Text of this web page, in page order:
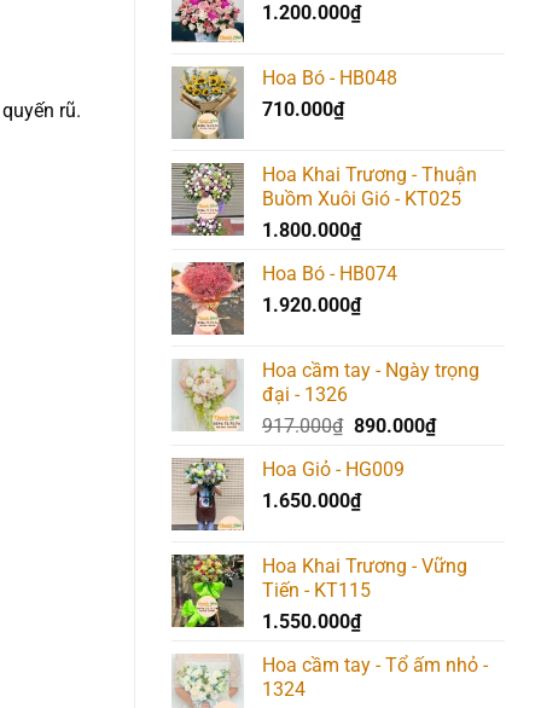
1.200.000₫
Hoa Bó - HB048
710.000₫
Hoa Khai Trương - Thuận
Buồm Xuôi Gió - KT025
1.800.000₫
Hoa Bó - HB074
1.920.000₫
Hoa cầm tay - Ngày trọng
đại - 1326
917.000₫ Giá
là:
917.000₫.
890.000₫Giá
Hoa Giỏ - HG009
1.650.000₫
Hoa Khai Trương - Vững
Tiến - KT115
1.550.000₫
Hoa cầm tay - Tổ ấm nhỏ -
1324
rũ.